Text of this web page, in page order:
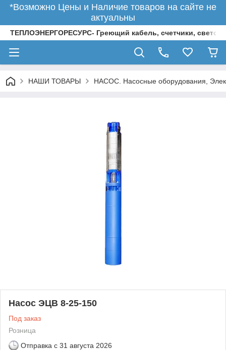
*Возможно Цены и Наличие товаров на сайте не
актуальны
ТЕПЛОЭНЕРГОРЕСУРС- Греющий кабель, счетчики,
НАШИ ТОВАРЫ НАСОС. Насосные оборудования,
Насос ЭЦВ 8-25-150
Под заказ
Розница
Отправка с 31 августа 2026